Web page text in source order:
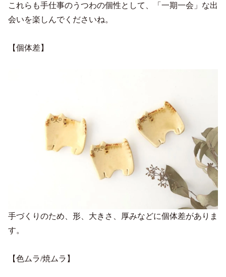
これらも手仕事のうつわの個性として、「一期一会」な出
会いを楽しんでくださいね。
【個体差】
手づくりのため、形、大きさ、厚みなどに個体差がありま
す。
【色ムラ/焼ムラ】